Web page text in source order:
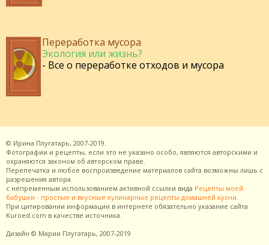
Переработка мусора
Экология или жизнь?
- Все о переработке отходов и мусора
© Ирина Плугатарь, 2007-2019.
Фотографии и рецепты, если это не указано особо, являются авторскими и
охраняются законом об авторском праве.
Перепечатка и любое воспроизведение материалов сайта возможны лишь с
разрешения автора
с непременным использованием активной ссылки вида Рецепты моей
бабушки - простые и вкусные кулинарные рецепты домашней кухни.
При цитировании информации в интернете обязательно указание сайта
Kuroed.com в качестве источника.
Дизайн © Марии Плугатарь, 2007-2019